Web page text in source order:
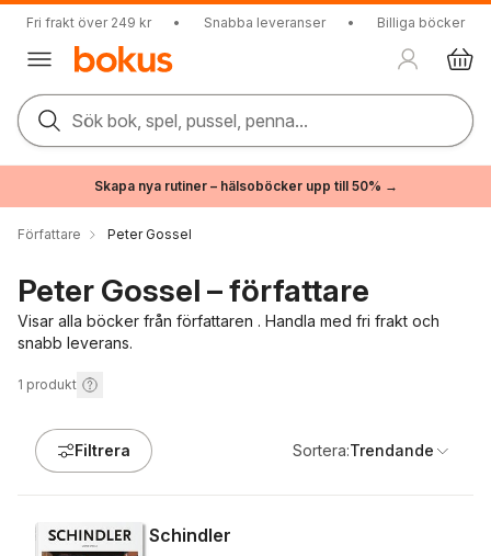
Fri frakt över 249 kr • Snabba leveranser • Billiga böcker
Sök bok, spel, pussel, penna...
Skapa nya rutiner – hälsoböcker upp till 50% →
Författare Peter Gossel
Peter Gossel – författare
Visar alla böcker från författaren . Handla med fri frakt och
snabb leverans.
1 produkt
Filtrera Sortera:Trendande
Schindler